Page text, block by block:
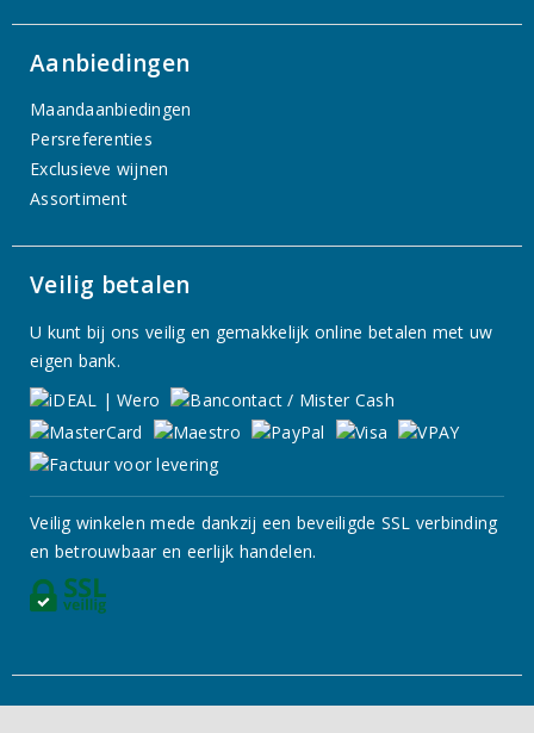
Aanbiedingen
Maandaanbiedingen
Persreferenties
Exclusieve wijnen
Assortiment
Veilig betalen
U kunt bij ons veilig en gemakkelijk online betalen met uw
eigen bank.
Veilig winkelen mede dankzij een beveiligde SSL verbinding
en betrouwbaar en eerlijk handelen.